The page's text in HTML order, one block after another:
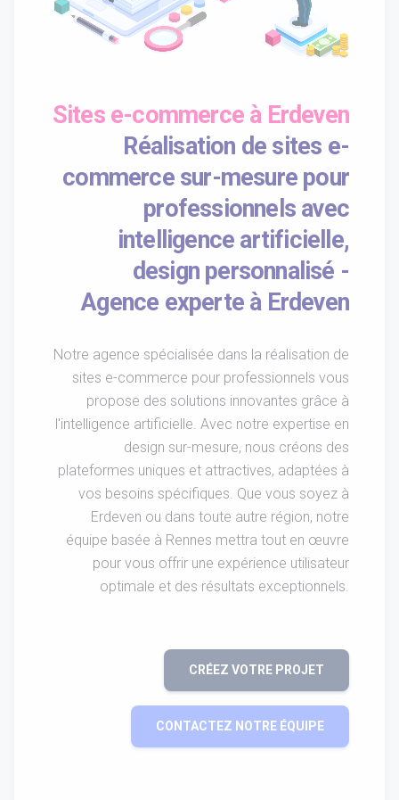
Sites e-commerce à Erdeven
Réalisation de sites e-
commerce sur-mesure pour
professionnels avec
intelligence artificielle,
design personnalisé -
Agence experte à Erdeven
Notre agence spécialisée dans la réalisation de
sites e-commerce pour professionnels vous
propose des solutions innovantes grâce à
l'intelligence artificielle. Avec notre expertise en
design sur-mesure, nous créons des
plateformes uniques et attractives, adaptées à
vos besoins spécifiques. Que vous soyez à
Erdeven ou dans toute autre région, notre
équipe basée à Rennes mettra tout en œuvre
pour vous offrir une expérience utilisateur
optimale et des résultats exceptionnels.
CRÉEZ VOTRE PROJET
CONTACTEZ NOTRE ÉQUIPE